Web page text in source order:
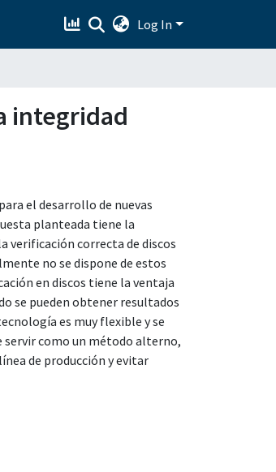
Log In
integridad
el desarrollo de nuevas
planteada tiene la
verificación correcta de discos
no se dispone de estos
en discos tiene la ventaja
se pueden obtener resultados
es muy flexible y se
servir como un método alterno,
de producción y evitar